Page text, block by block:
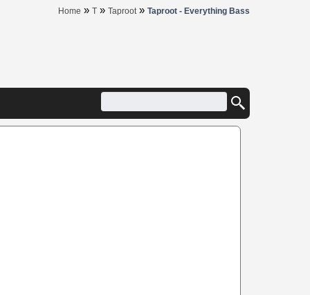
Home » T » Taproot » Taproot - Everything Bass